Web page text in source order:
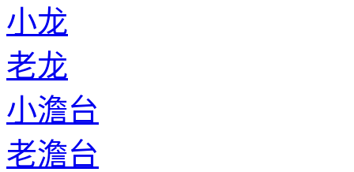
小龙
老龙
小澹台
老澹台